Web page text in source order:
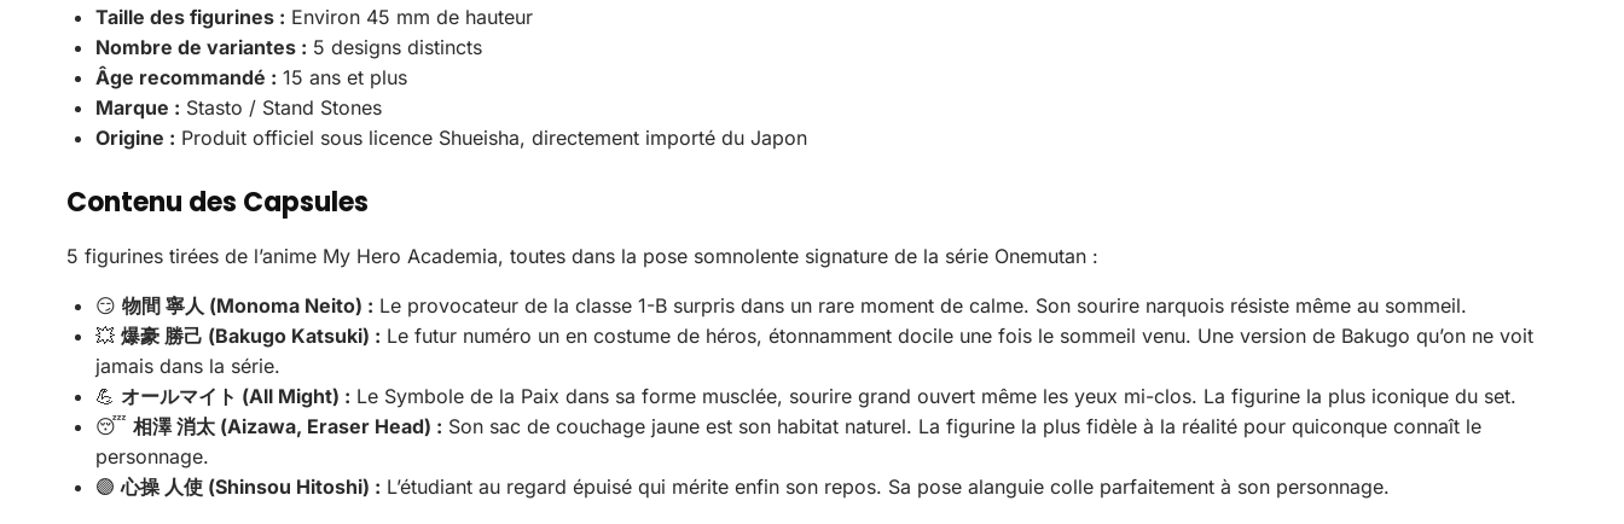
Taille des figurines : Environ 45 mm de hauteur
Nombre de variantes : 5 designs distincts
Âge recommandé : 15 ans et plus
Marque : Stasto / Stand Stones
Origine : Produit officiel sous licence Shueisha, directement importé du Japon
Contenu des Capsules
5 figurines tirées de l’anime My Hero Academia, toutes dans la pose somnolente signature de la série Onemutan :
😏 物間 寧人 (Monoma Neito) : Le provocateur de la classe 1-B surpris dans un rare moment de calme. Son sourire narquois résiste même au sommeil.
💥 爆豪 勝己 (Bakugo Katsuki) : Le futur numéro un en costume de héros, étonnamment docile une fois le sommeil venu. Une version de Bakugo qu’on ne voit
jamais dans la série.
💪 オールマイト (All Might) : Le Symbole de la Paix dans sa forme musclée, sourire grand ouvert même les yeux mi-clos. La figurine la plus iconique du set.
😴 相澤 消太 (Aizawa, Eraser Head) : Son sac de couchage jaune est son habitat naturel. La figurine la plus fidèle à la réalité pour quiconque connaît le
personnage.
🟣心操 人使 (Shinsou Hitoshi) : L’étudiant au regard épuisé qui mérite enfin son repos. Sa pose alanguie colle parfaitement à son personnage.